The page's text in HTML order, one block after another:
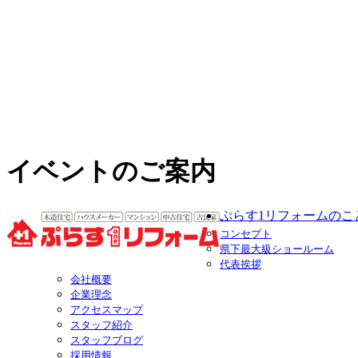
イベントのご案内
ぷらす1リフォームのこ
コンセプト
県下最大級ショールーム
代表挨拶
会社概要
企業理念
アクセスマップ
スタッフ紹介
スタッフブログ
採用情報